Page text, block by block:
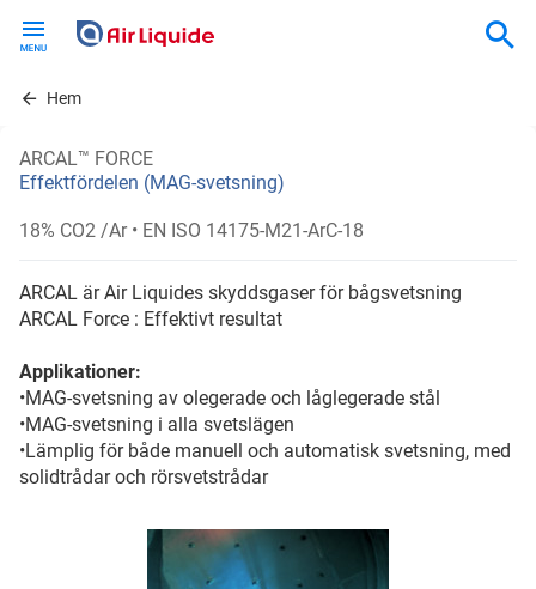
contentHem
ARCAL™ FORCE
Effektfördelen (MAG-svetsning)
18% CO2 /Ar • EN ISO 14175-M21-ArC-18
ARCAL är Air Liquides skyddsgaser för bågsvetsning
ARCAL Force : Effektivt resultat
Applikationer:
•MAG-svetsning av olegerade och låglegerade stål
•MAG-svetsning i alla svetslägen
•Lämplig för både manuell och automatisk svetsning, med
solidtrådar och rörsvetstrådar